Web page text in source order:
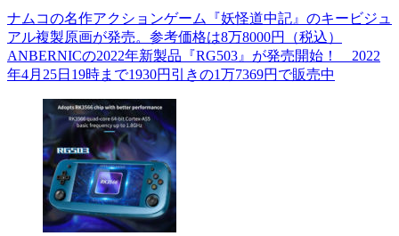
ナムコの名作アクションゲーム『妖怪道中記』のキービジュ
アル複製原画が発売。参考価格は8万8000円（税込）
ANBERNICの2022年新製品『RG503』が発売開始！ 2022
年4月25日19時まで1930円引きの1万7369円で販売中